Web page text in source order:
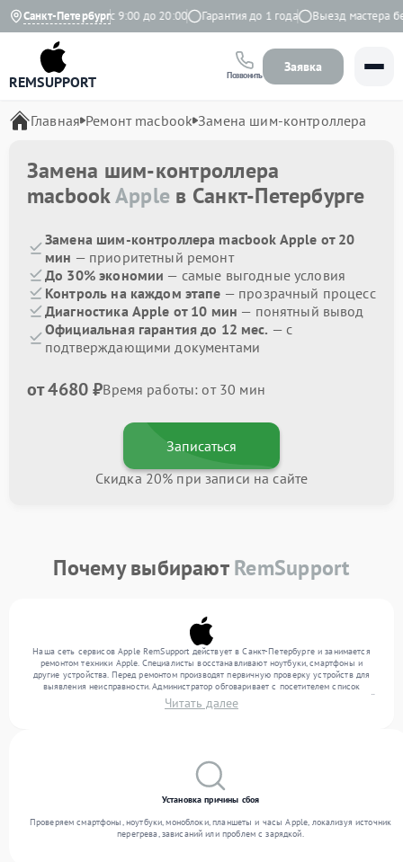
Санкт-Петербург
Ежедневно с 9:00 до 20:00 Гарантия до 1 года Выезд мастера
REMSUPPORT Позвонить
Заявка
Главная Ремонт macbook Замена шим-контроллера
Замена шим-контроллера
macbookApple в Санкт-Петербурге
Замена шим-контроллера macbook Apple от 20
мин — приоритетный ремонт
До 30% экономии — самые выгодные условия
Контроль на каждом этапе — прозрачный процесс
Диагностика Apple от 10 мин — понятный вывод
Официальная гарантия до 12 мес. — с
подтверждающими документами
от 4680 ₽Время работы: от 30 мин
Записаться
Скидка 20% при записи на сайте
Почему выбираютRemSupport
Наша сеть сервисов Apple RemSupport действует в Санкт-Петербурге и занимается
ремонтом техники Apple. Специалисты восстанавливают ноутбуки, смартфоны и
другие устройства. Перед ремонтом производят первичную проверку устройств для
выявления неисправности. Администратор обговаривает с посетителем список
нужных услуг и цену. Только потом техники осуществляют восстановление с заменой
запчастей по необходимости. По окончании работ их качество подтверждается
Читать далее
Установка причины сбоя
Проверяем смартфоны, ноутбуки, моноблоки, планшеты и часы Apple, локализуя источник
перегрева, зависаний или проблем с зарядкой.